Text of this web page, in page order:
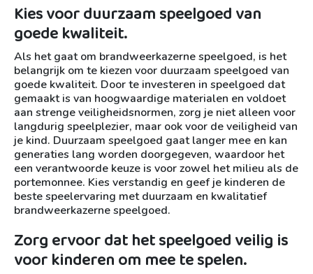
Kies voor duurzaam speelgoed van
goede kwaliteit.
Als het gaat om brandweerkazerne speelgoed, is het
belangrijk om te kiezen voor duurzaam speelgoed van
goede kwaliteit. Door te investeren in speelgoed dat
gemaakt is van hoogwaardige materialen en voldoet
aan strenge veiligheidsnormen, zorg je niet alleen voor
langdurig speelplezier, maar ook voor de veiligheid van
je kind. Duurzaam speelgoed gaat langer mee en kan
generaties lang worden doorgegeven, waardoor het
een verantwoorde keuze is voor zowel het milieu als de
portemonnee. Kies verstandig en geef je kinderen de
beste speelervaring met duurzaam en kwalitatief
brandweerkazerne speelgoed.
Zorg ervoor dat het speelgoed veilig is
voor kinderen om mee te spelen.